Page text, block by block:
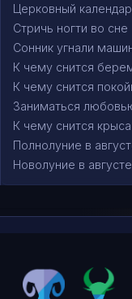
Церковный
Стричь ногти во сне
Сонник угнали
К чему снится
К чему снится
Заниматься
К чему снится
Полнолуние в
Новолуние в